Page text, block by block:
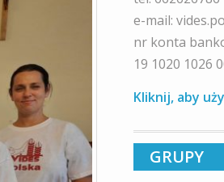
e-mail:
nr konta
19 1020 1026
Kliknij, aby
GRUPY